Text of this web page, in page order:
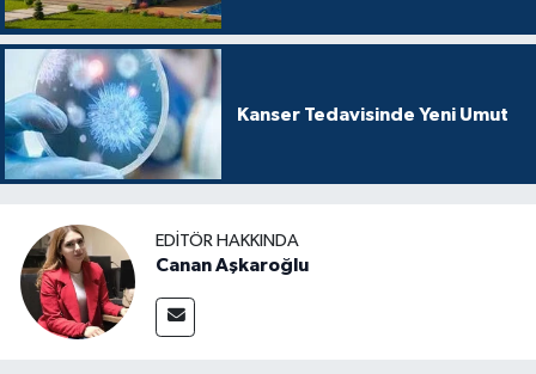
Kanser Tedavisinde Yeni Umut
EDITÖR HAKKINDA
Canan Aşkaroğlu